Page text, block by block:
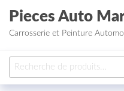
Aller au contenu
Pieces Auto
Carrosserie et Peinture
Recherche pour :